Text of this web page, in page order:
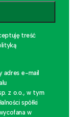
treść
adres e-mail
z o.o., w tym
spółki
w